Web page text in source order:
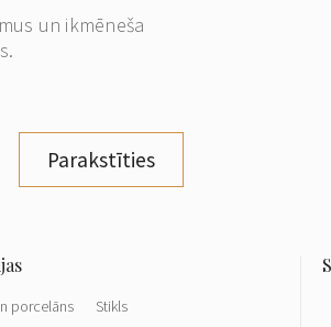
un ikmēneša
Parakstīties
porcelāns Stikls